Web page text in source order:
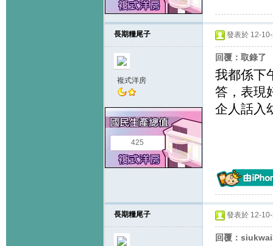
長期糧尾子
複式洋房
425
發表於 12-
回覆：取錄了
我都係下
答，表現
企人話入
長期糧尾子 發表於 12-
回覆：